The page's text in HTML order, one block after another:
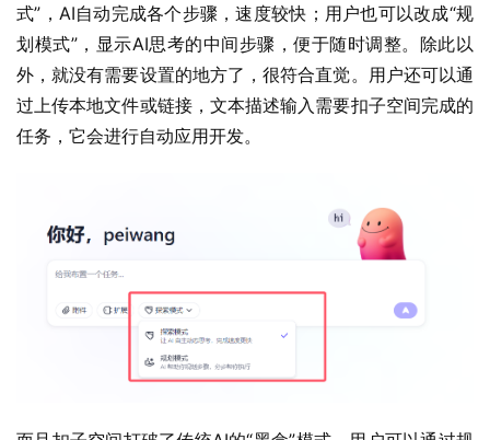
式”，AI自动完成各个步骤，速度较快；用户也可以改成“规
划模式”，显示AI思考的中间步骤，便于随时调整。除此以
外，就没有需要设置的地方了，很符合直觉。用户还可以通
过上传本地文件或链接，文本描述输入需要扣子空间完成的
任务，它会进行自动应用开发。